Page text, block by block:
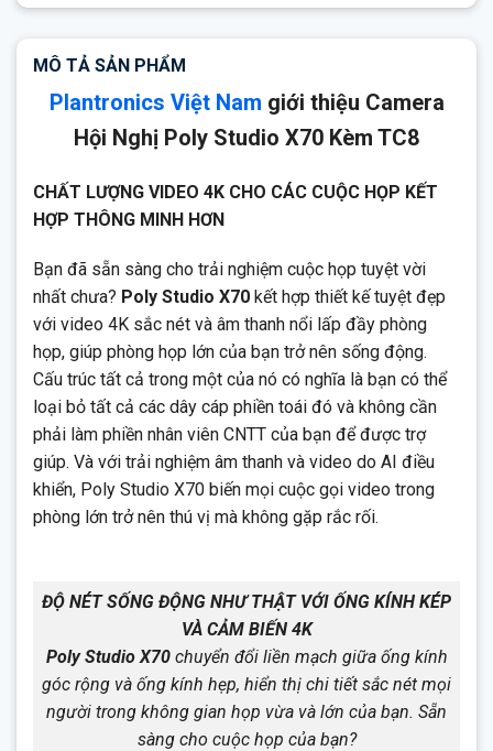
Công nghệ giảm tiếng ồn NoiseBlockAI
Trải nghiệm gốc liền mạch trên các dịch vụ video đám mây
Tốc độ khung hình nội dung 5–60 khung hình/giây (độ phân
giải lên tới 4K ở tốc độ 15 khung hình/giây trong cuộc gọi)
Độ phân giải quay UHD 2160p (4K)
Máy ảnh bổ sung có thể được thêm qua USB
Trải nghiệm cuộc họp tự động được cung cấp bởi Poly
DirectorAI bao gồm khung nhóm, khung người (tính năng
xem trước) và khung người phát biểu
MÔ TẢ SẢN PHẨM
Plantronics Việt Nam giới thiệu Camera
Hội Nghị Poly Studio X70 Kèm TC8
CHẤT LƯỢNG VIDEO 4K CHO CÁC CUỘC HỌP KẾT
HỢP THÔNG MINH HƠN
Bạn đã sẵn sàng cho trải nghiệm cuộc họp tuyệt vời
nhất chưa? Poly Studio X70 kết hợp thiết kế tuyệt đẹp
với video 4K sắc nét và âm thanh nổi lấp đầy phòng
họp, giúp phòng họp lớn của bạn trở nên sống động.
Cấu trúc tất cả trong một của nó có nghĩa là bạn có thể
loại bỏ tất cả các dây cáp phiền toái đó và không cần
phải làm phiền nhân viên CNTT của bạn để được trợ
giúp. Và với trải nghiệm âm thanh và video do AI điều
khiển, Poly Studio X70 biến mọi cuộc gọi video trong
phòng lớn trở nên thú vị mà không gặp rắc rối.
ĐỘ NÉT SỐNG ĐỘNG NHƯ THẬT VỚI ỐNG KÍNH KÉP
VÀ CẢM BIẾN 4K
Poly Studio X70chuyển đổi liền mạch giữa ống kính
góc rộng và ống kính hẹp, hiển thị chi tiết sắc nét mọi
người trong không gian họp vừa và lớn của bạn. Sẵn
sàng cho cuộc họp của bạn?